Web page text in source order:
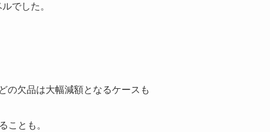
でした。
の欠品は大幅減額となるケースも
ことも。